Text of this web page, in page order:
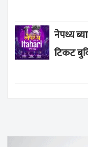
नेपथ्य
टिकट